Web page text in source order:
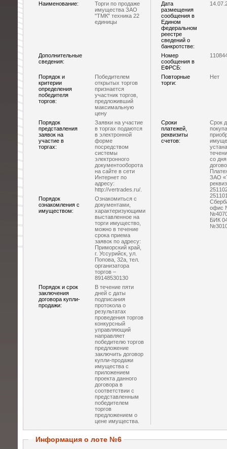
Наименование:
Торги по продаже
имущества ЗАО
"ТМК" техника 22
единицы
Дата
размещения
сообщения в
Едином
федеральном
реестре
сведений о
банкротстве:
Дополнительные
сведения:
Номер
сообщения в
ЕФРСБ:
Порядок и
критерии
определения
победителя
торгов:
Победителем
открытых торгов
признается
участник торгов,
предложивший
максимальную
цену
Повторные
торги:
Нет
Порядок
представления
заявок на
участие в
торгах:
Заявки на участие
в торгах подаются
в электронной
форме
посредством
системы
электронного
документооборота
на сайте в сети
Интернет по
адресу:
http://vertrades.ru/.
Сроки
платежей,
реквизиты
счетов:
Срок
со
ЗАО
офис
БИК
Порядок
ознакомления с
имуществом:
Ознакомиться с
документами,
характеризующими
выставленное на
торги имущество,
можно в течение
срока приема
заявок по адресу:
Приморский край,
г. Уссурийск, ул.
Попова, 32а, тел.
организатора
торгов –
89148530130
Порядок и срок
заключения
договора купли-
продажи:
В течение пяти
дней с даты
подписания
протокола о
результатах
проведения торгов
конкурсный
управляющий
направляет
победителю торгов
предложение
заключить договор
купли-продажи
имущества с
приложением
проекта данного
договора в
соответствии с
представленным
победителем
торгов
предложением о
цене имущества.
Информация о лоте №6